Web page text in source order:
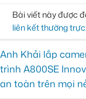
Bài viết này được
liên kết thường trực.
Anh Khải lắp
trình A800SE
an toàn trên mọi